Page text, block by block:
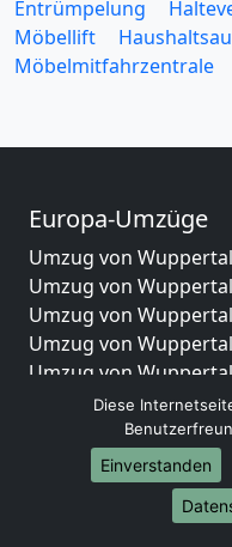
Entrümpelung
Möbellift
Möbelmitfahrzentrale
Europa-Umzüge
Umzug von
Umzug von
Umzug von
Umzug von
Umzug von
Umzug von
Umzug von
und Herzegowina
Umzug von
Umzug von
Diese
Einverstanden